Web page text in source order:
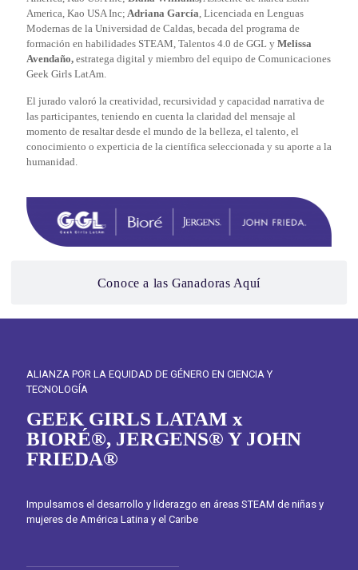
America, Kao USA Inc; Adriana García, Licenciada en Lenguas
Modernas de la Universidad de Caldas, becada del programa de
formación en habilidades STEAM, Talentos 4.0 de GGL y Melissa
Avendaño, estratega digital y miembro del equipo de Comunicaciones
Geek Girls LatAm.
El jurado valoró la creatividad, recursividad y capacidad narrativa de
las participantes, teniendo en cuenta la claridad del mensaje al
momento de resaltar desde el mundo de la belleza, el talento, el
conocimiento o experticia de la científica seleccionada y su aporte a la
humanidad.
Conoce a las Ganadoras Aquí
ALIANZA POR LA EQUIDAD DE GÉNERO EN CIENCIA Y
TECNOLOGÍA
GEEK GIRLS LATAM x
BIORÉ®, JERGENS® Y JOHN
FRIEDA®
Impulsamos el desarrollo y liderazgo en áreas STEAM de niñas y
mujeres de América Latina y el Caribe